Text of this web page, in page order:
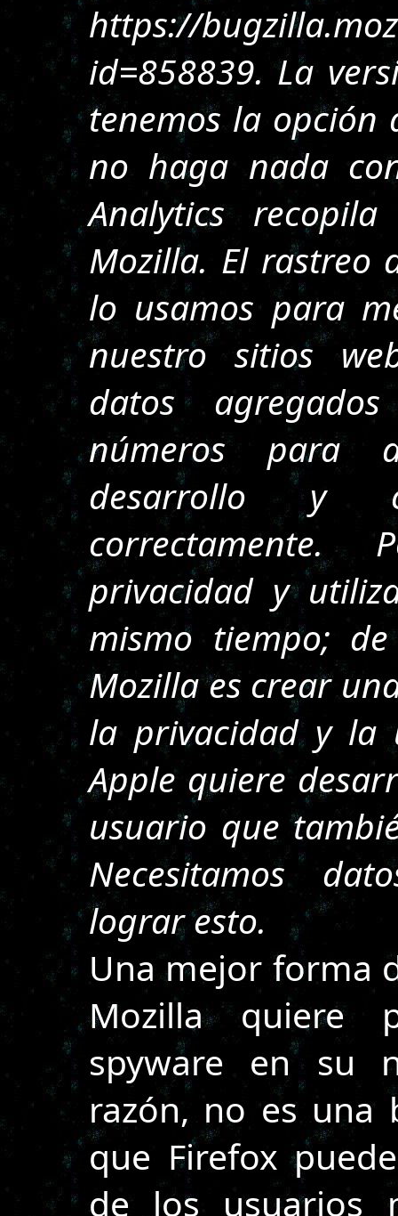
https://
id=858839. La
tenemos la opción
no haga nada
Analytics
Mozilla. El rastreo
lo usamos para
nuestro sitios
datos
números para
desarrollo y
correctamente.
privacidad y
mismo tiempo;
Mozilla es crear
la privacidad y la
Apple quiere
usuario que
Necesitamos
lograr esto.
Una mejor forma
Mozilla quiere
spyware en su
razón, no es una
que Firefox
de los usuarios